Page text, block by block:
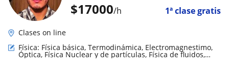
$17000/h 1ª clase gratis
Clases on line
Física: Física básica, Termodinámica, Electromagnestimo,
Óptica, Física Nuclear y de partículas, Física de fluidos,
Física mecánica, Biofísica, Relatividad